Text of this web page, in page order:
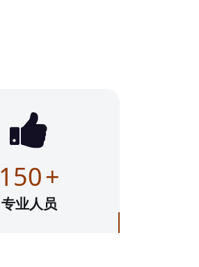
150+
专业人员